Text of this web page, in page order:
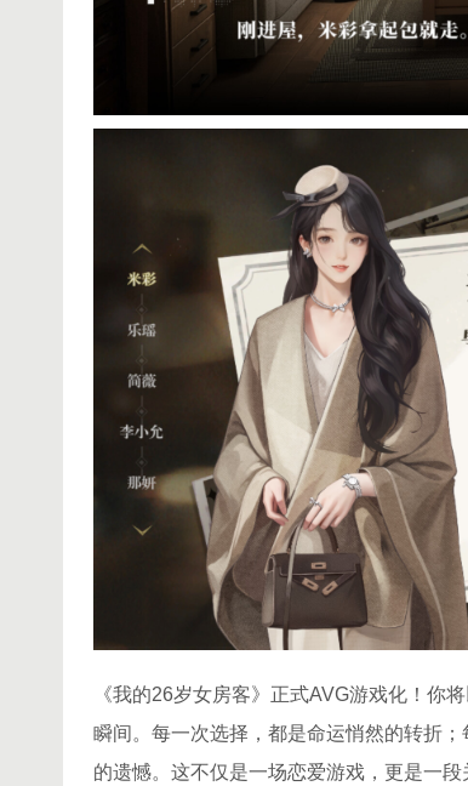
《我的26岁女房客》正式AVG游戏化！你
瞬间。每一次选择，都是命运悄然的转折
的遗憾。这不仅是一场恋爱游戏，更是一段